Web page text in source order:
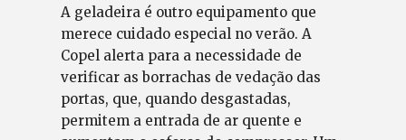
A geladeira é outro equipamento que
merece cuidado especial no verão. A
Copel alerta para a necessidade de
verificar as borrachas de vedação das
portas, que, quando desgastadas,
permitem a entrada de ar quente e